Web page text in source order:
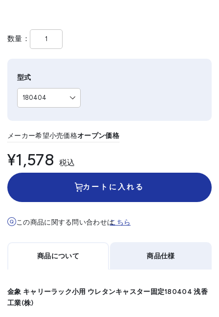
数量
型式
メーカー希望小売価格オープン価格
¥1,578 税込
カートに入れる
この商品に関する問い合わせはこちら
商品について
金象 キャリーラック小用 ウレタンキャスター固定180404 浅香
工業(株)
商品仕様